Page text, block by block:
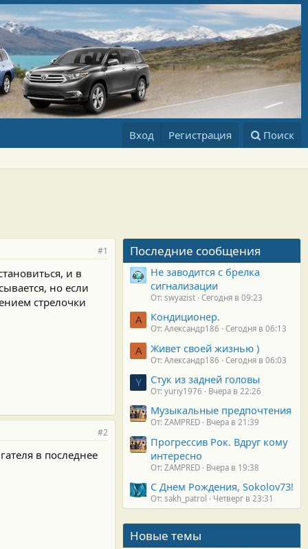
Вход Регистрация Поиск
#1
и в
но если
стрелочки
#2
в последнее
Последние сообщения
Не заводится с брелка
сигнализации
От: swyazist Сегодня в 09:23
А Кондиционер.
От: Александр186 Сегодня в 06:13
А Живет своей жизнью )
От: Александр186 Сегодня в 06:03
Y Стук из задней головы
От: yuriy1976 Вчера в 22:26
Музыкальные предпочтения
От: ZAMPRED Вчера в 21:39
Прогрессив Рок. Вдруг кому
интересно
От: ZAMPRED Вчера в 19:38
С Днем Рождения, Sokolov73!
От: sakh_patrol Четверг в 23:31
Новые темы